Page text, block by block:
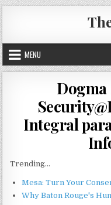
Skip
to
content
MENU
Dogma
Integral
Trending...
Mesa: Turn Your
Why Baton Rouge's